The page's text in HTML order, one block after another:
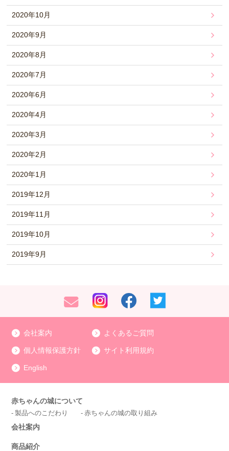
2020年10月
2020年9月
2020年8月
2020年7月
2020年6月
2020年4月
2020年3月
2020年2月
2020年1月
2019年12月
2019年11月
2019年10月
2019年9月
会社案内 よくあるご質問
個人情報保護方針 サイト利用規約
English
赤ちゃんの城について
製品へのこだわり 赤ちゃんの城の取り組み
会社案内
商品紹介